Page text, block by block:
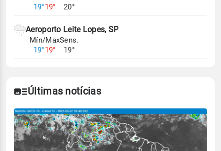
19°19°
20°
Aeroporto Leite Lopes, SP
Mín/Max
19°19°
Sens.
19°
Últimas notícias